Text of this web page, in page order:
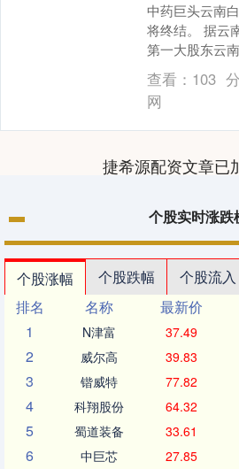
中药巨头云南
将终结。 据云
第一大股东云
公司（以下简
公司股份78....
查看： 103
网
捷希源配资文章已
个股实时涨跌
个股涨幅 个股跌幅 个股流入
排名
名称 最新价
1
N津富 37.49
2 威尔高 39.83
3 锴威特 77.82
4 科翔股份 64.32
5 蜀道装备 33.61
6 中巨芯 27.85